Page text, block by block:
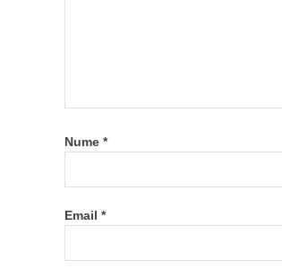
Nume *
Email *